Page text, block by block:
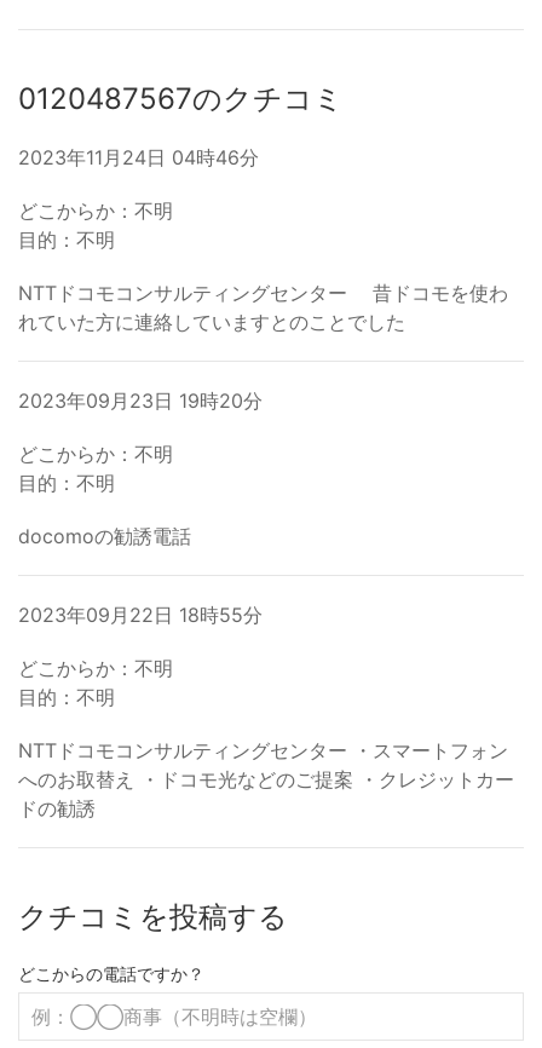
0120487567のクチコミ
2023年11月24日 04時46分
どこからか：不明
目的：不明
NTTドコモコンサルティングセンター 昔ドコモを使わ
れていた方に連絡していますとのことでした
2023年09月23日 19時20分
どこからか：不明
目的：不明
docomoの勧誘電話
2023年09月22日 18時55分
どこからか：不明
目的：不明
NTTドコモコンサルティングセンター ・スマートフォン
へのお取替え ・ドコモ光などのご提案 ・クレジットカー
ドの勧誘
クチコミを投稿する
どこからの電話ですか？